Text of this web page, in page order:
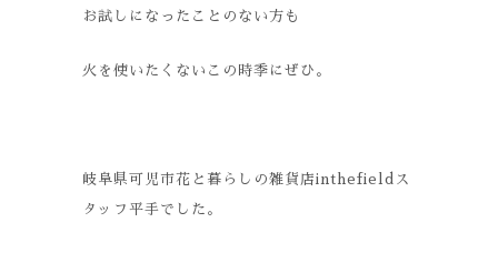
お試しになったことのない方も
火を使いたくないこの時季にぜひ。
岐阜県可児市花と暮らしの雑貨店inthefieldス
タッフ平手でした。